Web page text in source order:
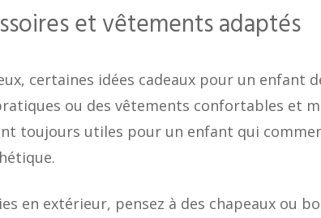
et vêtements adaptés
certaines idées cadeaux pour un enfant
ou des vêtements confortables et
toujours utiles pour un enfant qui
en extérieur, pensez à des chapeaux ou